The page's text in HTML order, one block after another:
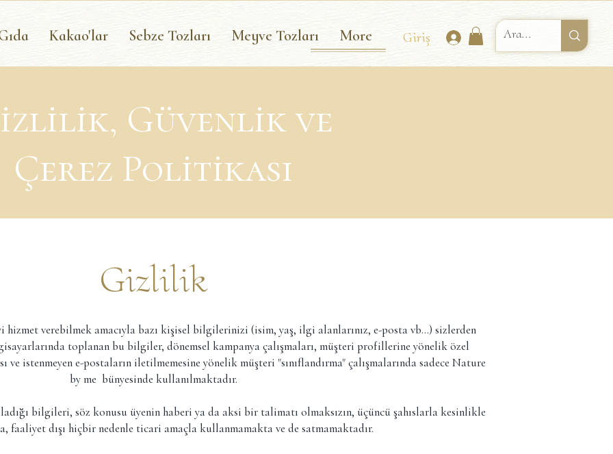
Kakao'lar Sebze Tozları Meyve Tozları More Giriş
Güvenlik ve
Çerez Politikası
Gizlilik
verebilmek amacıyla bazı kişisel bilgilerinizi (isim, yaş, ilgi alanlarınız, e-posta vb…) sizlerden
toplanan bu bilgiler, dönemsel kampanya çalışmaları, müşteri profillerine yönelik özel
istenmeyen e-postaların iletilmemesine yönelik müşteri "sınıflandırma" çalışmalarında sadece Nature
by me bünyesinde kullanılmaktadır.
bilgileri, söz konusu üyenin haberi ya da aksi bir talimatı olmaksızın, üçüncü şahıslarla kesinlikle
faaliyet dışı hiçbir nedenle ticari amaçla kullanmamakta ve de satmamaktadır.